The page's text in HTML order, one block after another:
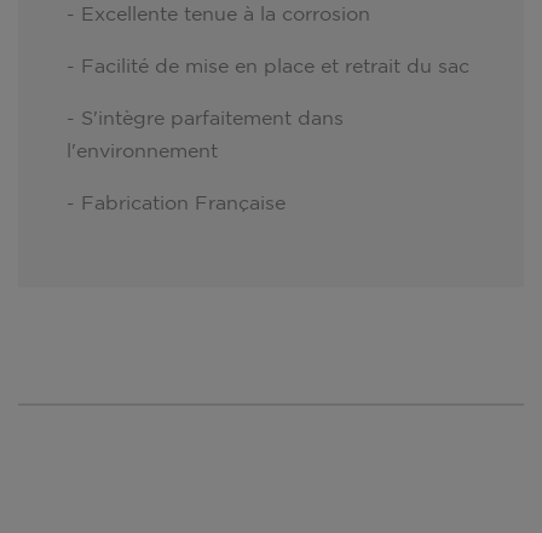
- Excellente tenue à la corrosion
- Facilité de mise en place et retrait du sac
- S'intègre parfaitement dans
l'environnement
- Fabrication Française